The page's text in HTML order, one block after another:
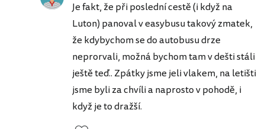
Je fakt, že při poslední cestě (i když na
Luton) panoval v easybusu takový zmatek,
že kdybychom se do autobusu drze
neprorvali, možná bychom tam v dešti stáli
ještě teď.. Zpátky jsme jeli vlakem, na letišti
jsme byli za chvíli a naprosto v pohodě, i
když je to dražší.